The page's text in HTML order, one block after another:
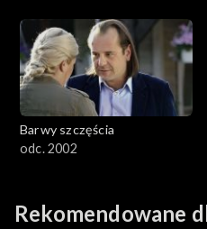
Barwy szczęścia
odc. 2002
Rekomendowane